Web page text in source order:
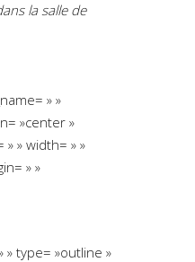
la salle de
» »
»center »
» width= » »
» »
type= »outline »